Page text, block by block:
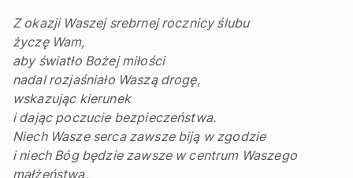
Z okazji Waszej srebrnej rocznicy ślubu
życzę Wam,
aby światło Bożej miłości
nadal rozjaśniało Waszą drogę,
wskazując kierunek
i dając poczucie bezpieczeństwa.
Niech Wasze serca zawsze biją w zgodzie
i niech Bóg będzie zawsze w centrum Waszego
małżeństwa.